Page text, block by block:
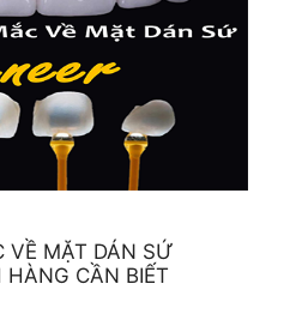
VỀ MẶT DÁN SỨ
HÀNG CẦN BIẾT